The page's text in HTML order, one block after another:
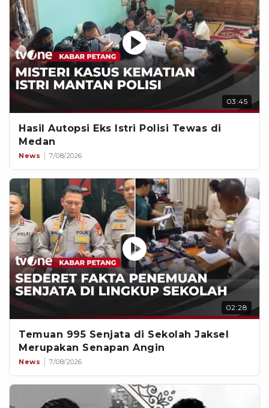
03:45
Hasil Autopsi Eks Istri Polisi Tewas di
Medan
News 7/08/2026
02:28
Temuan 995 Senjata di Sekolah Jaksel
Merupakan Senapan Angin
News 7/08/2026